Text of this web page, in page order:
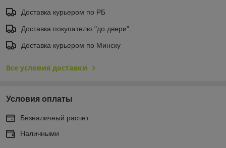
Доставка курьером по РБ
Доставка покупателю "до двери".
Доставка курьером по Минску
Все условия доставки
Условия оплаты
Безналичный расчет
Наличными